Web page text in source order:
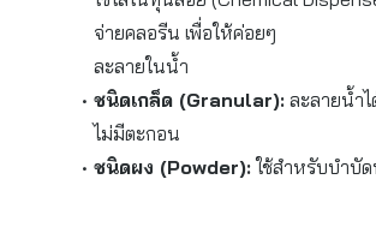
จ่ายคลอรีน เพื่อให้ค่อยๆ
ละลายในน้ำ
ชนิดเกล็ด (Granular):ละลายน้ำ
ไม่มีตะกอน
ชนิดผง (Powder):ใช้สำหรับบำบัด